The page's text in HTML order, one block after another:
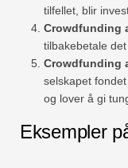
tilfellet, blir
Crowdfunding
tilbakebetale
Crowdfunding
selskapet
og lover å gi
Eksempler